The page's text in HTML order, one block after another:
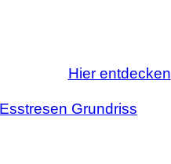
Hier entdecken